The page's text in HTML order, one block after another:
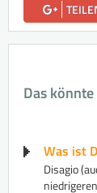
Das
Was ist
Disagio